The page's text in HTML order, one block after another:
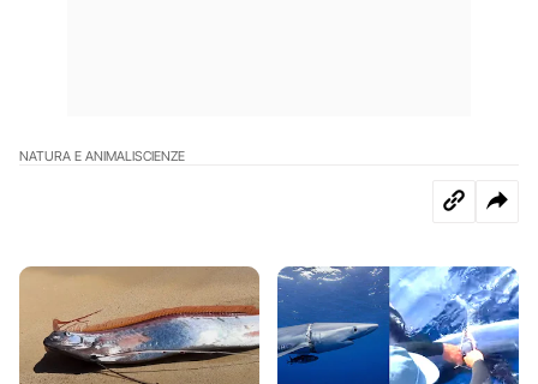
NATURA E ANIMALISCIENZE